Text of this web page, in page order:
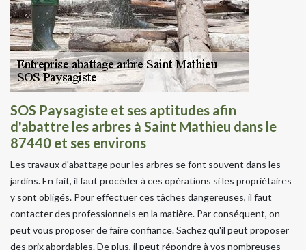
SOS Paysagiste et ses aptitudes afin
d'abattre les arbres à Saint Mathieu dans le
87440 et ses environs
Les travaux d'abattage pour les arbres se font souvent dans les
jardins. En fait, il faut procéder à ces opérations si les propriétaires
y sont obligés. Pour effectuer ces tâches dangereuses, il faut
contacter des professionnels en la matière. Par conséquent, on
peut vous proposer de faire confiance. Sachez qu'il peut proposer
des prix abordables. De plus, il peut répondre à vos nombreuses